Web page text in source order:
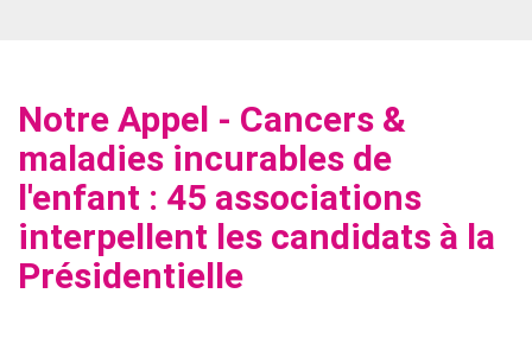
Notre Appel - Cancers &
maladies incurables de
l'enfant : 45 associations
interpellent les candidats à la
Présidentielle